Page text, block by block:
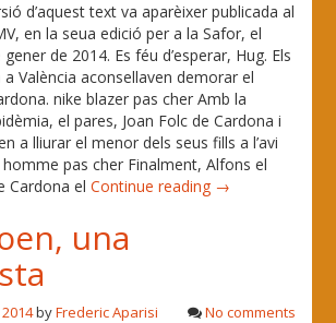
d’aquest text va aparèixer publicada al
en la seua edició per a la Safor, el
de 2014. Es féu d’esperar, Hug. Els
València aconsellaven demorar el
nike blazer pas cher Amb la
el pares, Joan Folc de Cardona i
a lliurar el menor dels seus fills a l’avi
pas cher Finalment, Alfons el
Cardona elContinue reading →
una
byFrederic Aparisi No comments